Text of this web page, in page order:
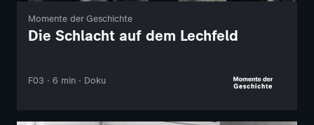
Momente der Geschichte
Die Schlacht auf dem Lechfeld
F03 · 6 min · Doku